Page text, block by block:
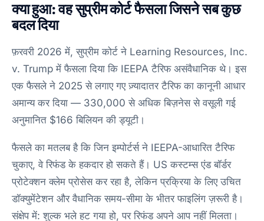
क्या हुआ: वह सुप्रीम कोर्ट फैसला जिसने सब कुछ
बदल दिया
फ़रवरी 2026 में, सुप्रीम कोर्ट ने Learning Resources, Inc.
v. Trump में फैसला दिया कि IEEPA टैरिफ असंवैधानिक थे। इस
एक फैसले ने 2025 से लगाए गए ज़्यादातर टैरिफ का कानूनी आधार
अमान्य कर दिया — 330,000 से अधिक बिज़नेस से वसूली गई
अनुमानित $166 बिलियन की ड्यूटी।
फैसले का मतलब है कि जिन इम्पोर्टर्स ने IEEPA-आधारित टैरिफ
चुकाए, वे रिफंड के हकदार हो सकते हैं। US कस्टम्स एंड बॉर्डर
प्रोटेक्शन क्लेम प्रोसेस कर रहा है, लेकिन प्रक्रिया के लिए उचित
डॉक्युमेंटेशन और वैधानिक समय-सीमा के भीतर फाइलिंग ज़रूरी है।
संक्षेप में: शुल्क भले हट गया हो, पर रिफंड अपने आप नहीं मिलता।